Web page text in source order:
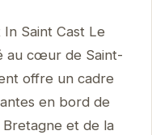
Saint Cast Le
au cœur de Saint-
offre un cadre
en bord de
et de la